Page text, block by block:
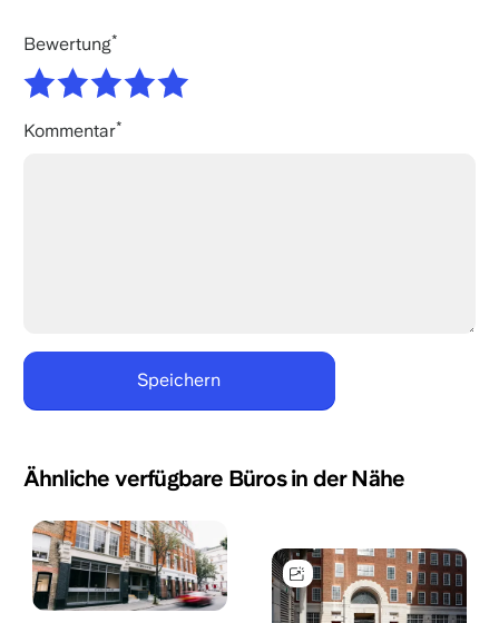
Bewertung
Kommentar
Ähnliche verfügbare Büros in der Nähe